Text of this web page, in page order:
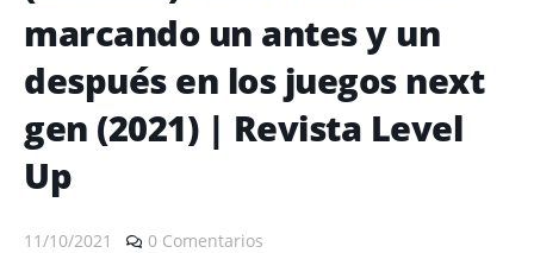
marcando un antes y un
después en los juegos next
gen (2021) | Revista Level
Up
11/10/2021 0 Comentarios